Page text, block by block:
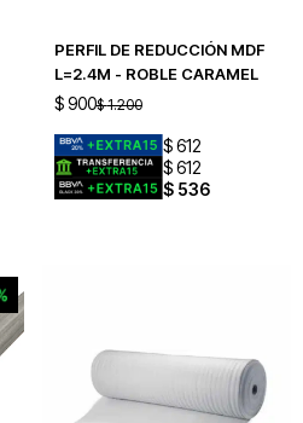
PERFIL DE REDUCCIÓN MDF
L=2.4M - ROBLE CARAMEL
$ 900$ 1.200
$ 612
$ 612
$ 536